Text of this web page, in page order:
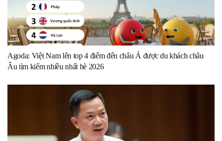
Agoda: Việt Nam lên top 4 điểm đến châu Á được du khách châu
Âu tìm kiếm nhiều nhất hè 2026